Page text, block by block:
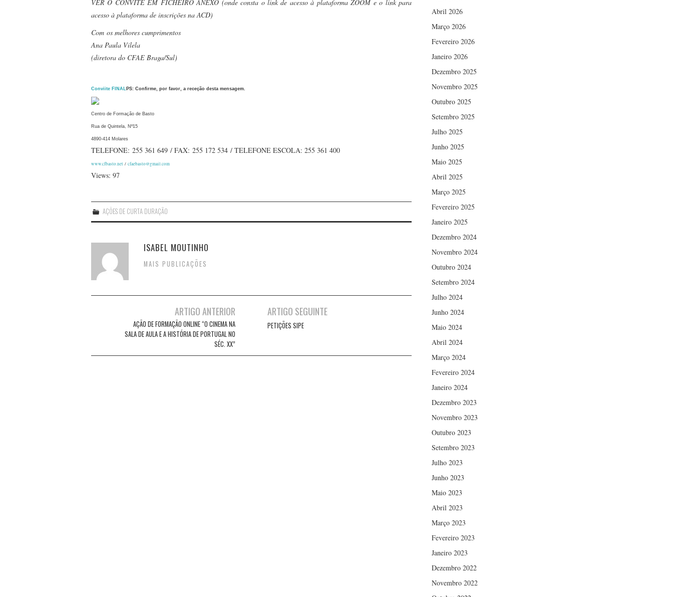
VER O CONVITE EM FICHEIRO ANEXO (onde consta o link de acesso à plataforma ZOOM e o link para
acesso à plataforma de inscrições na ACD)
Com os melhores cumprimentos
Ana Paula Vilela
(diretora do CFAE Braga/Sul)
Conviite FINAL PS: Confirme, por favor, a receção desta mensagem.
Centro de Formação de Basto
Rua de Quintela, Nº15
4890-414 Molares
TELEFONE: 255 361 649 / FAX: 255 172 534 / TELEFONE ESCOLA: 255 361 400
www.cfbasto.net / cfaebasto@gmail.com
Views: 97
AÇÕES DE CURTA DURAÇÃO
ISABEL MOUTINHO
MAIS PUBLICAÇÕES
navigation
ARTIGO ANTERIOR
AÇÃO DE FORMAÇÃO ONLINE “O CINEMA NA
SALA DE AULA E A HISTÓRIA DE PORTUGAL NO
SÉC. XX”
ARTIGO SEGUINTE
PETIÇÕES SIPE
Abril 2026
Março 2026
Fevereiro 2026
Janeiro 2026
Dezembro 2025
Novembro 2025
Outubro 2025
Setembro 2025
Julho 2025
Junho 2025
Maio 2025
Abril 2025
Março 2025
Fevereiro 2025
Janeiro 2025
Dezembro 2024
Novembro 2024
Outubro 2024
Setembro 2024
Julho 2024
Junho 2024
Maio 2024
Abril 2024
Março 2024
Fevereiro 2024
Janeiro 2024
Dezembro 2023
Novembro 2023
Outubro 2023
Setembro 2023
Julho 2023
Junho 2023
Maio 2023
Abril 2023
Março 2023
Fevereiro 2023
Janeiro 2023
Dezembro 2022
Novembro 2022